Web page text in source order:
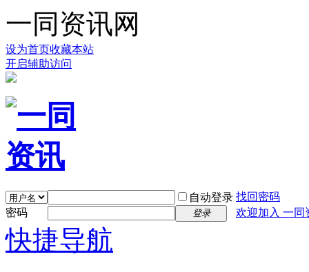
一同资讯网
设为首页收藏本站
开启辅助访问
自动登录 找回密码
密码
登录 欢迎加入 一同
快捷导航